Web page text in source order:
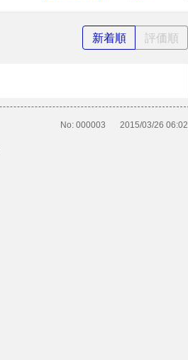
新着順 評価順
No: 000003 2015/03/26 06:02